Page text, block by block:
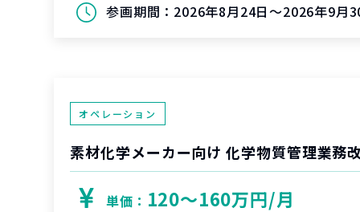
参画期間： 2026年8月24日～2026年9月
オペレーション
素材化学メーカー向け 化学物質管理業務
単価： 120〜160万円/月